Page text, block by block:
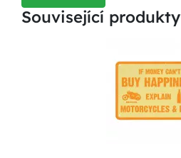
Související produkty